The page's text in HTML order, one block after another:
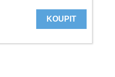
KOUPIT